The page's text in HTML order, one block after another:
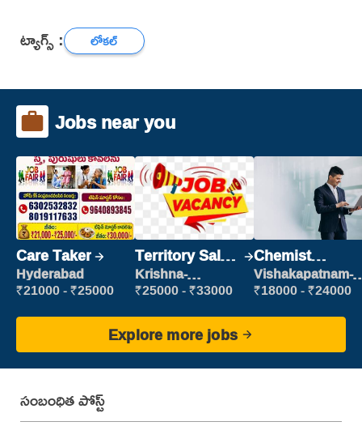
ట్యాగ్స్ : లోకల్
Jobs near you
Care Taker
Hyderabad
₹21000 - ₹25000
Territory Sales
Manager
Krishna-
vijayawada
₹25000 - ₹33000
Chemist
Production
Executive
Vishakapatnam-
new
₹18000 - ₹24000
Explore more jobs
సంబంధిత పోస్ట్